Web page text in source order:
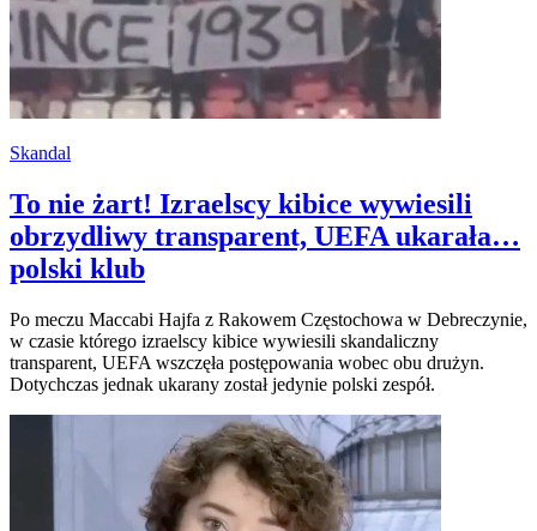
Skandal
To nie żart! Izraelscy kibice wywiesili
obrzydliwy transparent, UEFA ukarała…
polski klub
Po meczu Maccabi Hajfa z Rakowem Częstochowa w Debreczynie,
w czasie którego izraelscy kibice wywiesili skandaliczny
transparent, UEFA wszczęła postępowania wobec obu drużyn.
Dotychczas jednak ukarany został jedynie polski zespół.